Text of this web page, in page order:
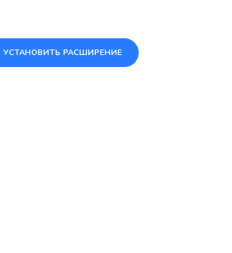
УСТАНОВИТЬ РАСШИРЕНИЕ